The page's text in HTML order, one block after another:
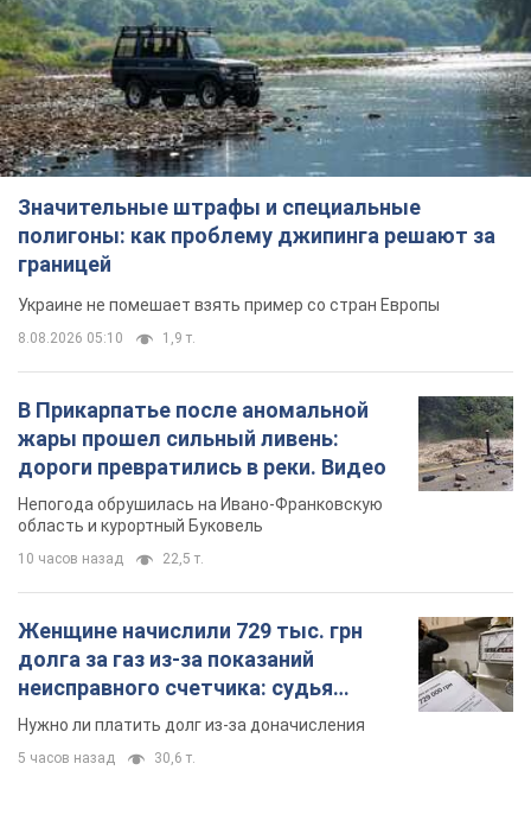
Значительные штрафы и специальные
полигоны: как проблему джипинга решают за
границей
Украине не помешает взять пример со стран Европы
8.08.2026 05:10 1,9 т.
В Прикарпатье после аномальной
жары прошел сильный ливень:
дороги превратились в реки. Видео
Непогода обрушилась на Ивано-Франковскую
область и курортный Буковель
10 часов назад 22,5 т.
Женщине начислили 729 тыс. грн
долга за газ из-за показаний
неисправного счетчика: судья
вынес неожиданное решение
Нужно ли платить долг из-за доначисления
5 часов назад 30,6 т.